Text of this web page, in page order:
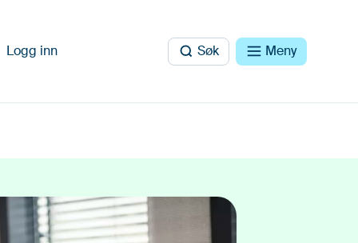
Logg inn Søk Meny